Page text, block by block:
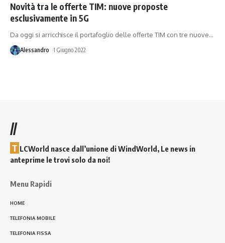
Novità tra le offerte TIM: nuove proposte
esclusivamente in 5G
Da oggi si arricchisce il portafoglio delle offerte TIM con tre nuove…
Alessandro 1 Giugno 2022
//
T LCWorld nasce dall’unione di WindWorld, Le news in
anteprime le trovi solo da noi!
Menu Rapidi
HOME
TELEFONIA MOBILE
TELEFONIA FISSA